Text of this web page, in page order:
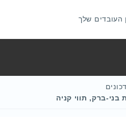
ברק, תווי קניה